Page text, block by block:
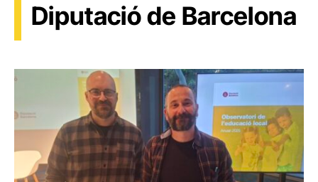
Diputació de Barcelona